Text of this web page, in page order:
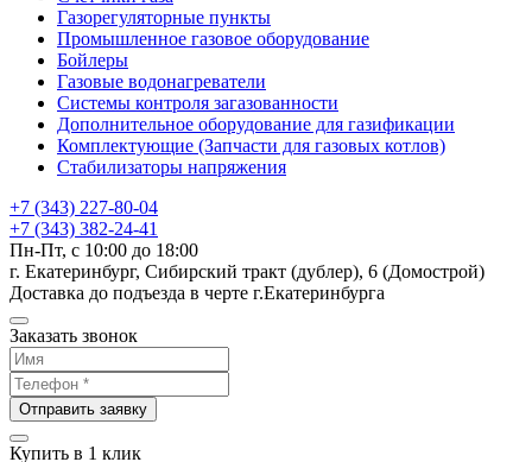
Газорегуляторные пункты
Промышленное газовое оборудование
Бойлеры
Газовые водонагреватели
Системы контроля загазованности
Дополнительное оборудование для газификации
Комплектующие (Запчасти для газовых котлов)
Стабилизаторы напряжения
+7 (343) 227-80-04
+7 (343) 382-24-41
Пн-Пт, с 10:00 до 18:00
г. Екатеринбург, Сибирский тракт (дублер), 6 (Домострой)
Доставка до подъезда в черте г.Екатеринбурга
Заказать звонок
Отправить заявку
Купить в 1 клик